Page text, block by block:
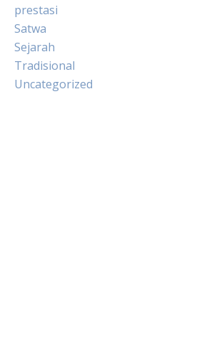
prestasi
Satwa
Sejarah
Tradisional
Uncategorized